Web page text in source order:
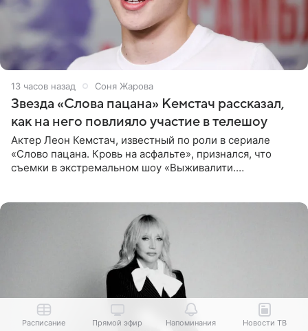
13 часов назад Соня Жарова
Звезда «Слова пацана» Кемстач рассказал,
как на него повлияло участие в телешоу
Актер Леон Кемстач, известный по роли в сериале
«Слово пацана. Кровь на асфальте», признался, что
съемки в экстремальном шоу «Выживалити.
Расписание Прямой эфир Напоминания Новости ТВ